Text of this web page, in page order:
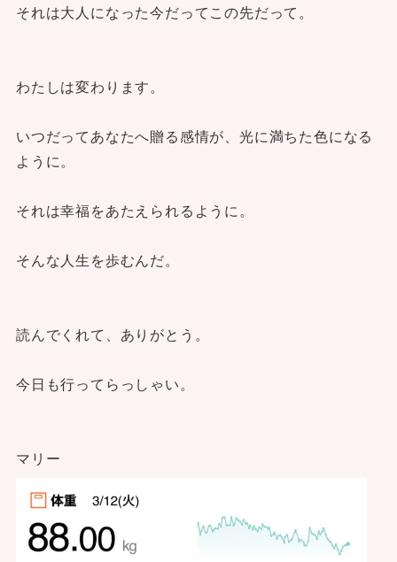
それは大人になった今だってこの先だって。
わたしは変わります。
いつだってあなたへ贈る感情が、光に満ちた色になる
ように。
それは幸福をあたえられるように。
そんな人生を歩むんだ。
読んでくれて、ありがとう。
今日も行ってらっしゃい。
マリー